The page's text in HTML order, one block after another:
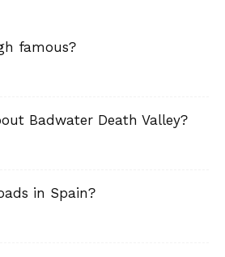
famous?
Badwater Death Valley?
in Spain?